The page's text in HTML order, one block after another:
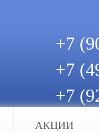
+7
+7
+7
Скачать
АКЦИИ